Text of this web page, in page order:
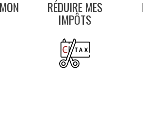
RÉDUIRE MES
IMPÔTS